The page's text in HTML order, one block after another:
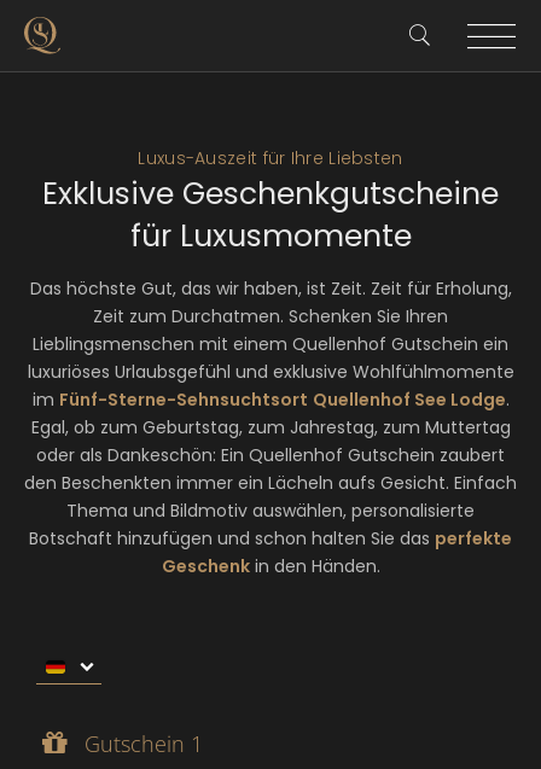
Exklusive Geschenkgutscheine
für Luxusmomente
Luxus-Auszeit für Ihre Liebsten
Das höchste Gut, das wir haben, ist Zeit. Zeit für Erholung,
Zeit zum Durchatmen. Schenken Sie Ihren
Lieblingsmenschen mit einem Quellenhof Gutschein ein
luxuriöses Urlaubsgefühl und exklusive Wohlfühlmomente
im Fünf-Sterne-Sehnsuchtsort Quellenhof See Lodge.
Egal, ob zum Geburtstag, zum Jahrestag, zum Muttertag
oder als Dankeschön: Ein Quellenhof Gutschein zaubert
den Beschenkten immer ein Lächeln aufs Gesicht. Einfach
Thema und Bildmotiv auswählen, personalisierte
Botschaft hinzufügen und schon halten Sie das perfekte
Geschenkin den Händen.
Gutscheinwert:
Gutschein 1